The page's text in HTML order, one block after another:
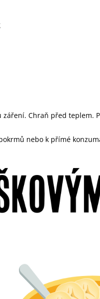
Chraň před teplem.
nebo k přímé